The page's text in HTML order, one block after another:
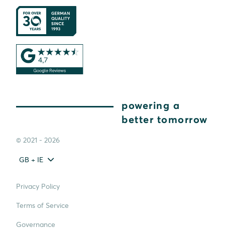
powering a
better tomorrow
© 2021 - 2026
GB + IE
Privacy Policy
Terms of Service
Governance